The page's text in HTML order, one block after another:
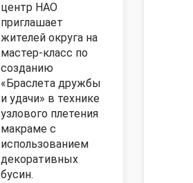
центр НАО
приглашает
жителей округа на
мастер-класс по
созданию
«Браслета дружбы
и удачи» в технике
узлового плетения
макраме с
использованием
декоративных
бусин.